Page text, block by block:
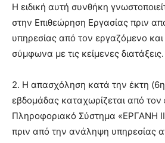
Η ειδική αυτή συνθήκη
στην Επιθεώρηση Εργασίας πριν
υπηρεσίας από τον εργαζόμενο και
σύμφωνα με τις κείμενες διατάξεις.
2. Η απασχόληση κατά την έκτη
εβδομάδας καταχωρίζεται από τον
Πληροφοριακό Σύστημα «ΕΡΓΑΝΗ
πριν από την ανάληψη υπηρεσίας